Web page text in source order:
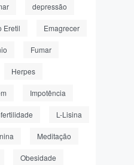
depressão
Eretil Emagrecer
Fumar
Herpes
Impotência
L-Lisina
Meditação
Obesidade